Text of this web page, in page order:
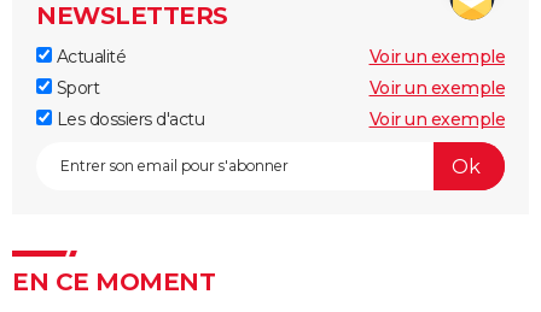
NEWSLETTERS
Actualité
Voir un exemple
Sport
Voir un exemple
Les dossiers d'actu
Voir un exemple
EN CE MOMENT